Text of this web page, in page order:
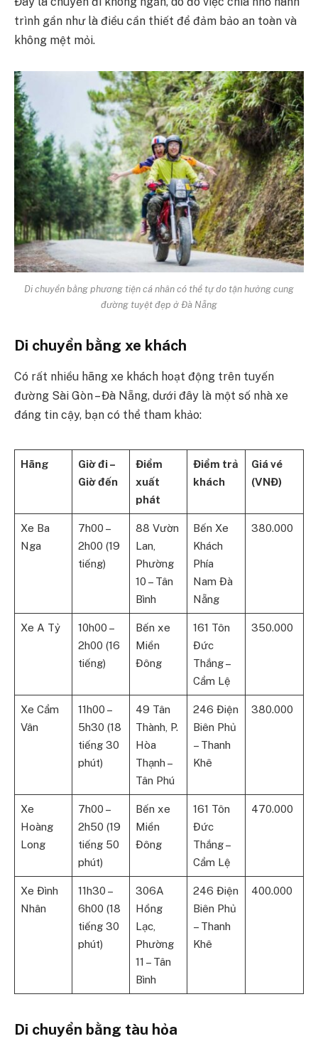
trình gần như là điều cần thiết để đảm bảo an toàn và
không mệt mỏi.
Di chuyển bằng phương tiện cá nhân có thể tự do tận hưởng cung
đường tuyệt đẹp ở Đà Nẵng
Di chuyển bằng xe khách
Có rất nhiều hãng xe khách hoạt động trên tuyến
đường Sài Gòn – Đà Nẵng, dưới đây là một số nhà xe
đáng tin cậy, bạn có thể tham khảo:
Hãng
Giờ đi –
Giờ đến
Điểm
xuất
phát
Điểm trả
khách
Giá vé
(VNĐ)
Xe Ba
Nga
7h00 –
2h00 (19
tiếng)
88 Vườn
Lan,
Phường
10 – Tân
Bình
Bến Xe
Khách
Phía
Nam Đà
Nẵng
380.000
Xe A Tỷ
10h00 –
2h00 (16
tiếng)
Bến xe
Miền
Đông
161 Tôn
Đức
Thắng –
Cẩm Lệ
350.000
Xe Cẩm
Vân
11h00 –
5h30 (18
tiếng 30
phút)
49 Tân
Thành, P.
Hòa
Thạnh –
Tân Phú
246 Điện
Biên Phủ
– Thanh
Khê
380.000
Xe
Hoàng
Long
7h00 –
2h50 (19
tiếng 50
phút)
Bến xe
Miền
Đông
161 Tôn
Đức
Thắng –
Cẩm Lệ
470.000
Xe Đình
Nhân
11h30 –
6h00 (18
tiếng 30
phút)
306A
Hồng
Lạc,
Phường
11 – Tân
Bình
246 Điện
Biên Phủ
– Thanh
Khê
400.000
Di chuyển bằng tàu hỏa